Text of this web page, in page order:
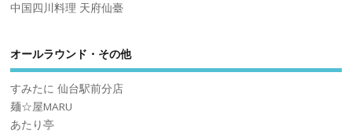
中国四川料理 天府仙臺
オールラウンド・その他
すみたに 仙台駅前分店
麺☆屋MARU
あたり亭